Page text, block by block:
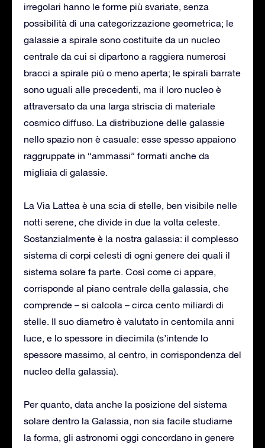
irregolari hanno le forme più svariate, senza
possibilità di una categorizzazione geometrica; le
galassie a spirale sono costituite da un nucleo
centrale da cui si dipartono a raggiera numerosi
bracci a spirale più o meno aperta; le spirali barrate
sono uguali alle precedenti, ma il loro nucleo è
attraversato da una larga striscia di materiale
cosmico diffuso. La distribuzione delle galassie
nello spazio non è casuale: esse spesso appaiono
raggruppate in “ammassi” formati anche da
migliaia di galassie.
La Via Lattea è una scia di stelle, ben visibile nelle
notti serene, che divide in due la volta celeste.
Sostanzialmente è la nostra galassia: il complesso
sistema di corpi celesti di ogni genere dei quali il
sistema solare fa parte. Così come ci appare,
corrisponde al piano centrale della galassia, che
comprende – si calcola – circa cento miliardi di
stelle. Il suo diametro è valutato in centomila anni
luce, e lo spessore in diecimila (s’intende lo
spessore massimo, al centro, in corrispondenza del
nucleo della galassia).
Per quanto, data anche la posizione del sistema
solare dentro la Galassia, non sia facile studiarne
la forma, gli astronomi oggi concordano in genere